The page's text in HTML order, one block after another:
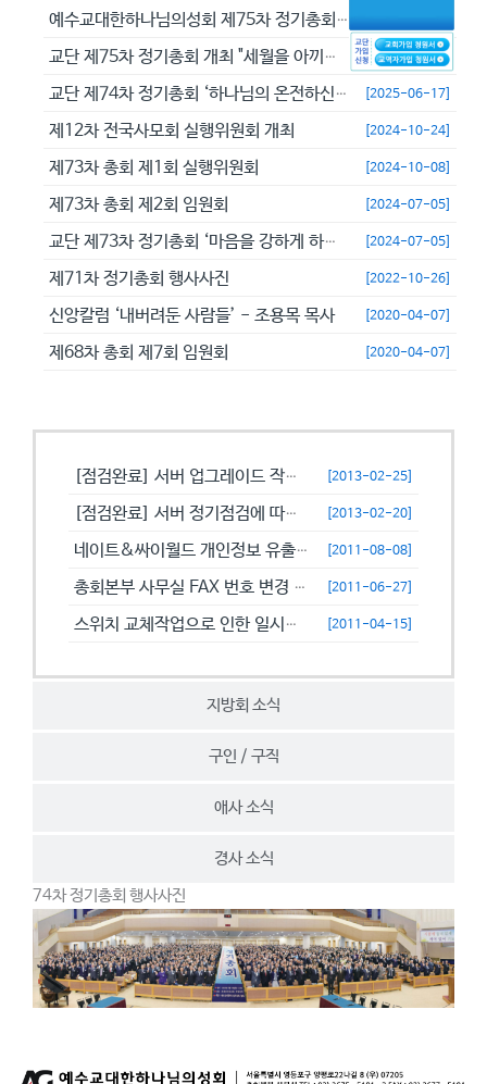
예수교대한하나님의성회 제75차 정기총회에서 정동수 목사를 이단으로 결의... [2026-05-29]
교단 제75차 정기총회 개최 "세월을 아끼라 때가 악하니라"(엡 5:16... [2026-05-23]
교단 제74차 정기총회 ‘하나님의 온전하신 뜻을 분별하자’ [2025-06-17]
제12차 전국사모회 실행위원회 개최 [2024-10-24]
제73차 총회 제1회 실행위원회 [2024-10-08]
제73차 총회 제2회 임원회 [2024-07-05]
교단 제73차 정기총회 ‘마음을 강하게 하고 극히 담대히 하라’ [2024-07-05]
제71차 정기총회 행사사진 [2022-10-26]
신앙칼럼 ‘내버려둔 사람들’ - 조용목 목사 [2020-04-07]
제68차 총회 제7회 임원회 [2020-04-07]
지방회 소식
구인 / 구직
애사 소식
경사 소식
[점검완료] 서버 업그레이드 작업으로 일시적으로 사용이 불안정할수 있습니... [2013-02-25]
[점검완료] 서버 정기점검에 따른 이용 제한 안내 [2013-02-20]
네이트&싸이월드 개인정보 유출에 따른 비밀번호 변경 캠페인! [2011-08-08]
총회본부 사무실 FAX 번호 변경 안내 [2011-06-27]
스위치 교체작업으로 인한 일시접속제한 안내 [2011-04-15]
74차 정기총회 행사사진